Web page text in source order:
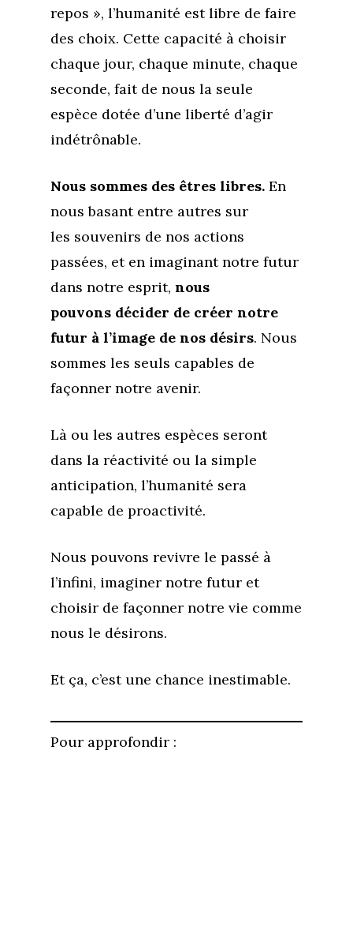
repos », l’humanité est libre de faire
des choix. Cette capacité à choisir
chaque jour, chaque minute, chaque
seconde, fait de nous la seule
espèce dotée d’une liberté d’agir
indétrônable.
Nous sommes des êtres libres. En
nous basant entre autres sur
les souvenirs de nos actions
passées, et en imaginant notre futur
dans notre esprit, nous
pouvons décider de créer notre
futur à l’image de nos désirs. Nous
sommes les seuls capables de
façonner notre avenir.
Là ou les autres espèces seront
dans la réactivité ou la simple
anticipation, l’humanité sera
capable de proactivité.
Nous pouvons revivre le passé à
l’infini, imaginer notre futur et
choisir de façonner notre vie comme
nous le désirons.
Et ça, c’est une chance inestimable.
Pour approfondir :